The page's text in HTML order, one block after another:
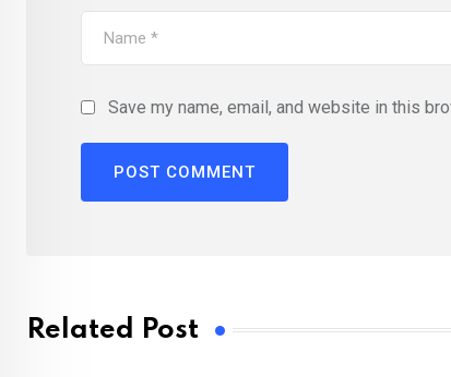
Save my name, email, and website in this
Related Post